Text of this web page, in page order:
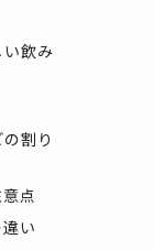
飲み
割り
点
い